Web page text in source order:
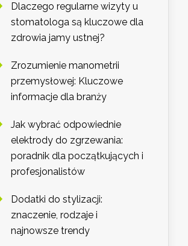
Dlaczego regularne wizyty u
stomatologa są kluczowe dla
zdrowia jamy ustnej?
Zrozumienie manometrii
przemysłowej: Kluczowe
informacje dla branży
Jak wybrać odpowiednie
elektrody do zgrzewania:
poradnik dla początkujących i
profesjonalistów
Dodatki do stylizacji:
znaczenie, rodzaje i
najnowsze trendy